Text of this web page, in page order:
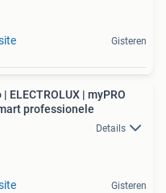
Gisteren
ELECTROLUX | myPRO
professionele
Details
Gisteren